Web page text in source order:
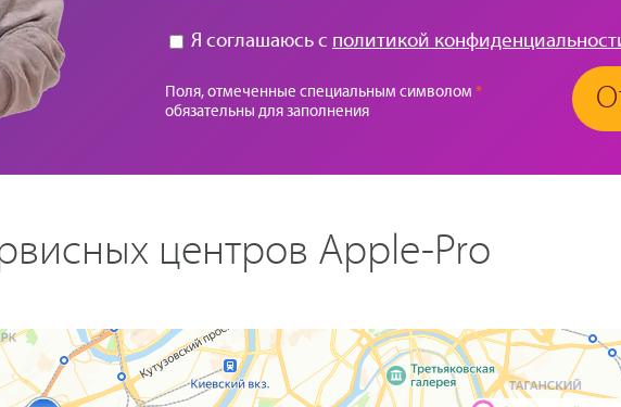
Я соглашаюсь с политикой
Поля, отмеченные специальным символом *
обязательны для заполнения
центров Apple-Pro